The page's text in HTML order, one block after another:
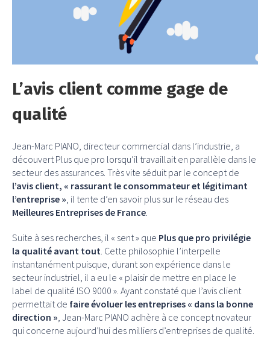
L’avis client comme gage de
qualité
Jean-Marc PIANO, directeur commercial dans l’industrie, a
découvert Plus que pro lorsqu’il travaillait en parallèle dans le
secteur des assurances. Très vite séduit par le concept de
l’avis client, « rassurant le consommateur et légitimant
l’entreprise » , il tente d’en savoir plus sur le réseau des
Meilleures Entreprises de France
Suite à ses recherches, il « sent » que Plus que pro privilégie
la qualité avant tout . Cette philosophie l’interpelle
instantanément puisque, durant son expérience dans le
secteur industriel, il a eu le « plaisir de mettre en place le
label de qualité ISO 9000 ». Ayant constaté que l’avis client
permettait de faire évoluer les entreprises « dans la bonne
direction » , Jean-Marc PIANO adhère à ce concept novateur
qui concerne aujourd’hui des milliers d’entreprises de qualité.